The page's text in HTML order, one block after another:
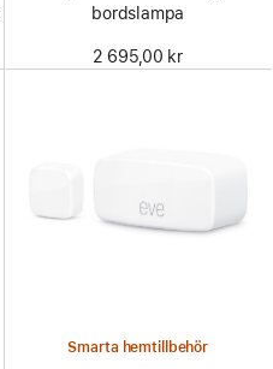
bordslampa
2 695,00 kr
Smarta hemtillbehör